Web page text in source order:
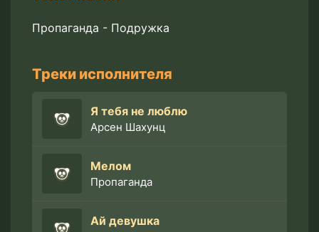
Пропаганда - Подружка
Треки исполнителя
Я тебя не люблю
Арсен Шахунц
Мелом
Пропаганда
Ай девушка